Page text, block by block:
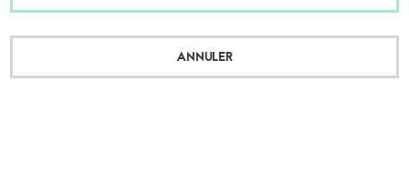
ANNULER